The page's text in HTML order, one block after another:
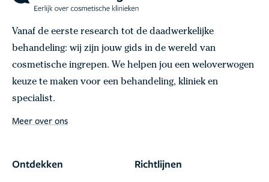
Vanaf de eerste research tot de daadwerkelijke
behandeling: wij zijn jouw gids in de wereld van
cosmetische ingrepen. We helpen jou een weloverwogen
keuze te maken voor een behandeling, kliniek en
specialist.
Meer over ons
Ontdekken Richtlijnen